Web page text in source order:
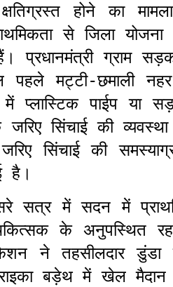
होने का
से जिला
प्रधानमंत्री ग्राम
मट्टी-छमाली
में प्लास्टिक पाईप या
सिंचाई की
सिंचाई की
है।
सत्र में सदन में
के अनुपस्थित
ने तहसीलदार
बड़ेथ में खेल मैदान